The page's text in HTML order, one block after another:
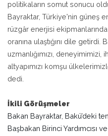
politikaların somut sonucu
Bayraktar, Türkiye'nin güneş
rüzgâr enerjisi
oranına ulaştığını dile
uzmanlığımızı,
altyapımızı komşu
dedi.
İkili Görüşmeler
Bakan Bayraktar, Bakü’deki
Başbakan Birinci Yardımcısı